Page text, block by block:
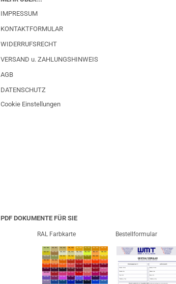
IMPRESSUM
KONTAKTFORMULAR
WIDERRUFSRECHT
VERSAND u. ZAHLUNGSHINWEIS
AGB
DATENSCHUTZ
Cookie Einstellungen
PDF DOKUMENTE FÜR SIE
RAL Farbkarte Bestellformular